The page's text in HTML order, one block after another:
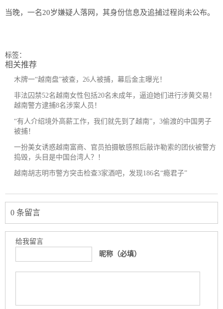
当晚，一名20岁嫌疑人落网，其身份信息及追捕过程尚未公布。
标签：
相关推荐
木牌一“越南盘”被查，26人被捕，幕后金主曝光！
非法囚禁52名越南女性包括20名未成年，逼迫她们进行涉黄交易！
越南警方逮捕8名涉案人员！
“有人介绍境外高薪工作，我们就先到了越南”，3偷渡的中国男子
被捕！
一扮美女诱惑越南富商、官员拍摄敏感照后敲诈勒索的团伙被警方
捣毁，头目是中国台湾人？！
越南胡志明市警方突击检查3家酒吧，发现186名“瘾君子”
0 条留言
给我留言
昵称（必填）